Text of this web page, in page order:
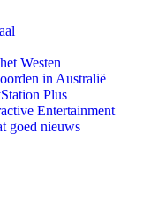
Westen
in Australië
Plus
Entertainment
goed nieuws